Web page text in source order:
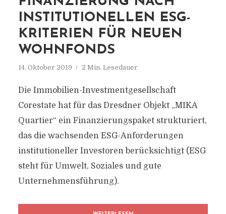
INSTITUTIONELLEN ESG-
KRITERIEN FÜR NEUEN
WOHNFONDS
14. Oktober 2019 2 Min. Lesedauer
Die Immobilien-Investmentgesellschaft
Corestate hat für das Dresdner Objekt „MIKA
Quartier“ ein Finanzierungspaket strukturiert,
das die wachsenden ESG-Anforderungen
institutioneller Investoren berücksichtigt (ESG
steht für Umwelt, Soziales und gute
Unternehmensführung).